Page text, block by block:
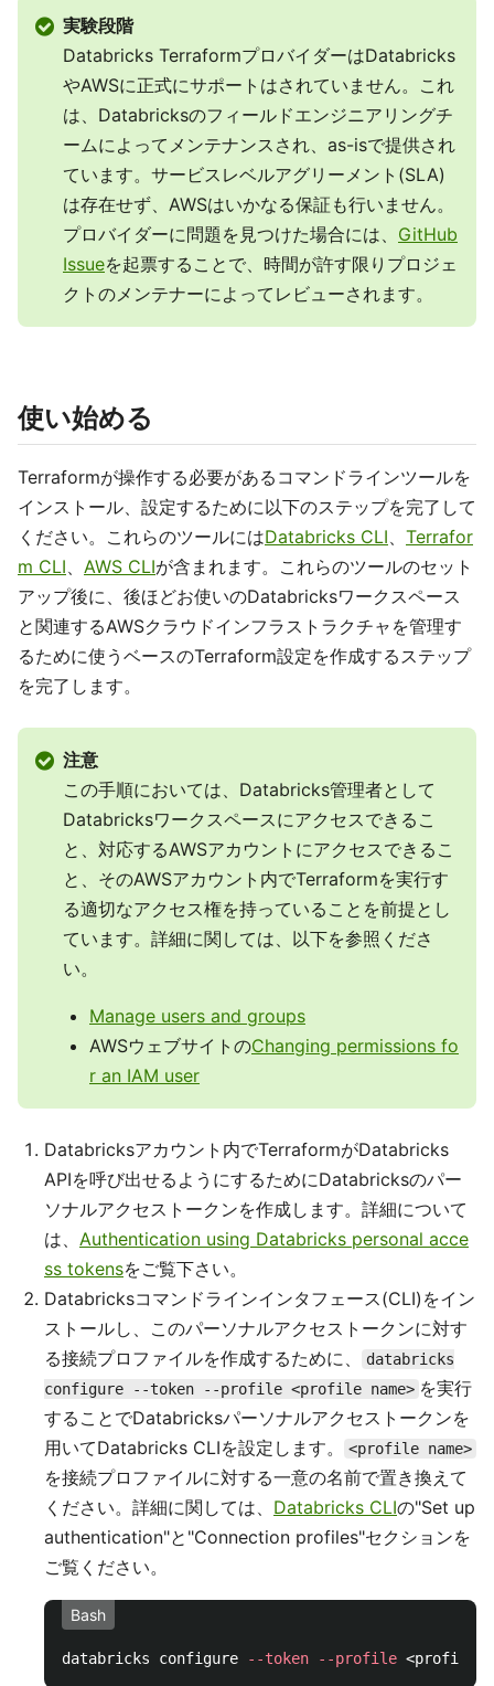
実験段階
Databricks TerraformプロバイダーはDatabricks
やAWSに正式にサポートはされていません。これ
は、Databricksのフィールドエンジニアリングチ
ームによってメンテナンスされ、as-isで提供され
ています。サービスレベルアグリーメント(SLA)
は存在せず、AWSはいかなる保証も行いません。
プロバイダーに問題を見つけた場合には、 GitHub
Issueを起票することで、時間が許す限りプロジェ
クトのメンテナーによってレビューされます。
使い始める
Terraformが操作する必要があるコマンドラインツールを
インストール、設定するために以下のステップを完了して
ください。これらのツールにはDatabricks CLI、 Terrafor
m CLI、 AWS CLIが含まれます。これらのツールのセット
アップ後に、後ほどお使いのDatabricksワークスペース
と関連するAWSクラウドインフラストラクチャを管理す
るために使うベースのTerraform設定を作成するステップ
を完了します。
注意
この手順においては、Databricks管理者として
Databricksワークスペースにアクセスできるこ
と、対応するAWSアカウントにアクセスできるこ
と、そのAWSアカウント内でTerraformを実行す
る適切なアクセス権を持っていることを前提とし
ています。詳細に関しては、以下を参照くださ
い。
Manage users and groups
AWSウェブサイトのChanging permissions fo
r an IAM user
Databricksアカウント内でTerraformがDatabricks
APIを呼び出せるようにするためにDatabricksのパー
ソナルアクセストークンを作成します。詳細について
は、 Authentication using Databricks personal acce
ss tokensをご覧下さい。
Databricksコマンドラインインタフェース(CLI)をイン
ストールし、このパーソナルアクセストークンに対す
る接続プロファイルを作成するために、
databricks
configure --token --profile <profile name> を実行
することでDatabricksパーソナルアクセストークンを
用いてDatabricks CLIを設定します。
<profile name>
を接続プロファイルに対する一意の名前で置き換えて
ください。詳細に関しては、 Databricks CLIの"Set up
authentication"と"Connection profiles"セクションを
ご覧ください。
Bash
databricks configure --token --profile